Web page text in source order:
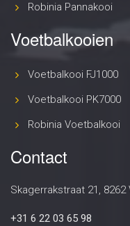
Robinia Pannakooi
Voetbalkooien
Voetbalkooi FJ1000
Voetbalkooi PK7000
Robinia Voetbalkooi
Contact
Skagerrakstraat 21, 8262
+31 6 22 03 65 98